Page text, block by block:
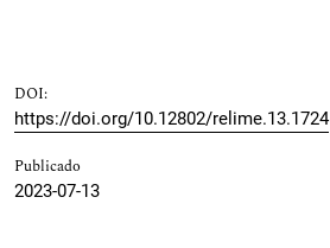
DOI:
https://doi.org/10.12802/relime.13.1724
Publicado
2023-07-13